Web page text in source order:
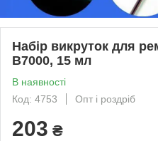
Набір викруток для
B7000, 15 мл
В наявності
Код: 4753
Опт і роздріб
203 ₴